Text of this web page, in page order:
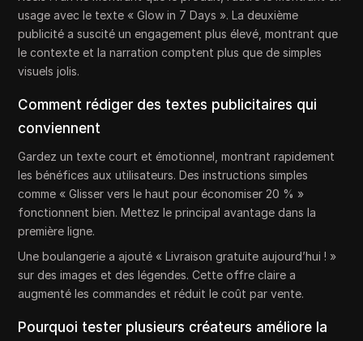
usage avec le texte « Glow in 7 Days ». La deuxième
publicité a suscité un engagement plus élevé, montrant que
le contexte et la narration comptent plus que de simples
visuels jolis.
Comment rédiger des textes publicitaires qui
conviennent
Gardez un texte court et émotionnel, montrant rapidement
les bénéfices aux utilisateurs. Des instructions simples
comme « Glisser vers le haut pour économiser 20 % »
fonctionnent bien. Mettez le principal avantage dans la
première ligne.
Une boulangerie a ajouté « Livraison gratuite aujourd’hui ! »
sur des images et des légendes. Cette offre claire a
augmenté les commandes et réduit le coût par vente.
Pourquoi tester plusieurs créateurs améliore la